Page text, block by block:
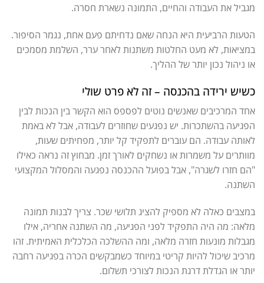
מגביל את העבודה והחיים, התמונה נשארת חסרה.
הטעות הרביעית היא הנחה שאם נדחיתם פעם אחת, נגמר הסיפור.
במציאות, לא מעט החלטות משתנות לאחר ערר, השלמת מסמכים
או ניהול נכון יותר של ההליך.
כשיש ירידה בהכנסה – זה לא פרט שולי
אחד המרכיבים שאנשים נוטים לפספס הוא הקשר בין הנכות לבין
הפגיעה בהשתכרות. יש נפגעים שחוזרים לעבודה, אבל לא באמת
לאותה עבודה. הם עוברים לתפקיד קל יותר, מפחיתים שעות,
מוותרים על משמרות או נשחקים לאורך זמן. מבחוץ זה נראה כאילו
"הם חזרו לשגרה", אבל בפועל ההכנסה נפגעה והמסלול המקצועי
השתנה.
במצבים כאלה לא מספיק להציג תלושי שכר. צריך לבנות תמונה
מלאה: מה היה התפקיד לפני הפגיעה, מה השתנה אחריה, אילו
מגבלות מונעות חזרה מלאה, ומה ההשלכה הכלכלית האמיתית. זהו
מרכיב שיכול להיות קריטי במיוחד כשמבקשים הכרה בפגיעה רחבה
יותר או הגדלת דרגת הנכות לצורכי תשלום.